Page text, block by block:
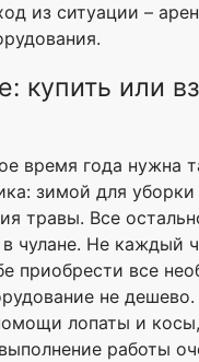
из ситуации –
купить или
время года нужна
зимой для уборки
травы. Все
в чулане. Не каждый
приобрести все
не
лопаты и
работы